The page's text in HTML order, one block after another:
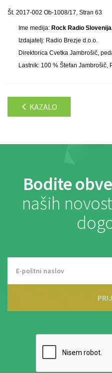
Št. 2017-002 Ob-1008/17, Stran 63
Ime medija: Rock Radio
Izdajatelj: Radio Brezje d.o.o.
Direktorica Cvetka Jambrošič,
Lastnik: 100 % Štefan Jambrošič,
KAZALO
Bodite
naših